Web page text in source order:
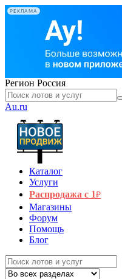
РЕКЛАМА
Регион Россия
Au.ru
Каталог
Услуги
Распродажа с 1₽
Магазины
Форум
Помощь
Блог